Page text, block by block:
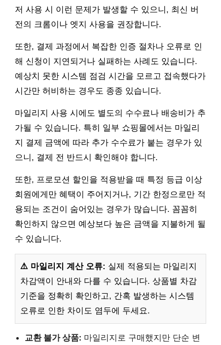
저 사용 시 이런 문제가 발생할 수 있으니, 최신 버
전의 크롬이나 엣지 사용을 권장합니다.
또한, 결제 과정에서 복잡한 인증 절차나 오류로 인
해 신청이 지연되거나 실패하는 사례도 있습니다.
예상치 못한 시스템 점검 시간을 모르고 접속했다가
시간만 허비하는 경우도 종종 있습니다.
마일리지 사용 시에도 별도의 수수료나 배송비가 추
가될 수 있습니다. 특히 일부 쇼핑몰에서는 마일리
지 결제 금액에 따라 추가 수수료가 붙는 경우가 있
으니, 결제 전 반드시 확인해야 합니다.
또한, 프로모션 할인을 적용받을 때 특정 등급 이상
회원에게만 혜택이 주어지거나, 기간 한정으로만 적
용되는 조건이 숨어있는 경우가 많습니다. 꼼꼼히
확인하지 않으면 예상보다 높은 금액을 지불하게 될
수 있습니다.
⚠️ 마일리지 계산 오류: 실제 적용되는 마일리지
차감액이 안내와 다를 수 있습니다. 상품별 차감
기준을 정확히 확인하고, 간혹 발생하는 시스템
오류로 인한 차이도 염두에 두세요.
교환 불가 상품: 마일리지로 구매했지만 단순 변